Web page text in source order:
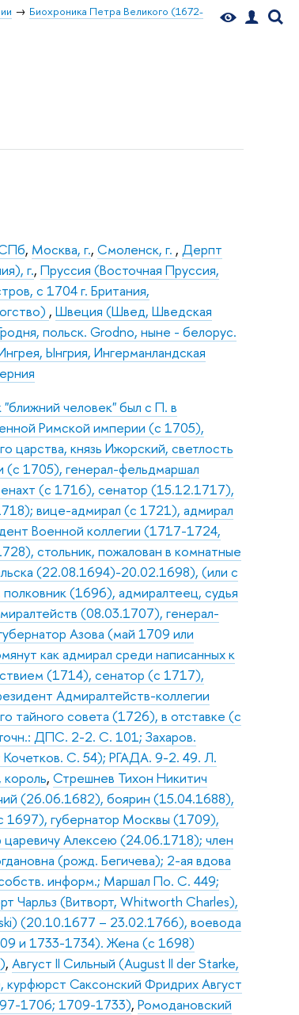
Биохроника Петра Великого (1672-
, Москва, г.,Смоленск, г. ,Дерпт
г.,Пруссия (Восточная Пруссия,
с 1704 г. Британия,
,Швеция (Швед, Шведская
польск. Grodno, ныне - белорус.
Ынгрия, Ингерманландская
человек" был с П. в
Римской империи (с 1705),
царства, князь Ижорский, светлость
(с 1705), генерал-фельдмаршал
(с 1716), сенатор (15.12.1717),
вице-адмирал (с 1721), адмирал
Военной коллегии (1717-1724,
стольник, пожалован в комнатные
(22.08.1694)-20.02.1698), (или с
(1696), адмиралтеец, судья
(08.03.1707), генерал-
Азова (май 1709 или
как адмирал среди написанных к
(1714), сенатор (с 1717),
Адмиралтейств-коллегии
тайного совета (1726), в отставке (с
ДПС. 2-2. С. 101; Захаров.
С. 54); РГАДА. 9-2. 49. Л.
,Стрешнев Тихон Никитич
(26.06.1682), боярин (15.04.1688),
1697), губернатор Москвы (1709),
Алексею (24.06.1718); член
(рожд. Бегичева); 2-ая вдова
информ.; Маршал По. С. 449;
Чарльз (Витворт, Whitworth Charles),
(20.10.1677 – 23.02.1766), воевода
и 1733-1734). Жена (с 1698)
,Август II Сильный (August II der Starke,
Саксонский Фридрих Август
1706; 1709-1733),Ромодановский